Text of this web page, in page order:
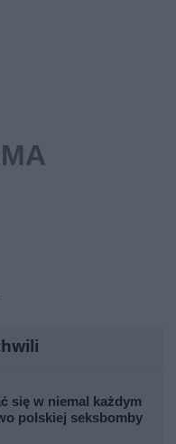
się w niemal każdym
polskiej seksbomby